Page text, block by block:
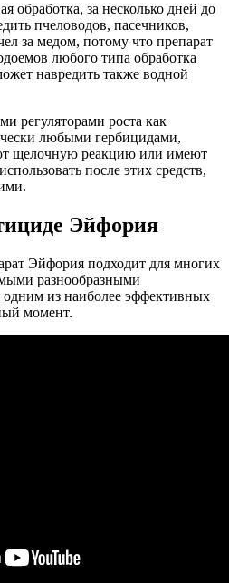
обработка, за несколько дней до
пчеловодов, пасечников,
за медом, потому что препарат
любого типа обработка
навредить также водной
регуляторами роста как
любыми гербицидами,
щелочную реакцию или имеют
после этих средств,
Эйфория
Эйфория подходит для многих
разнообразными
одним из наиболее эффективных
момент.